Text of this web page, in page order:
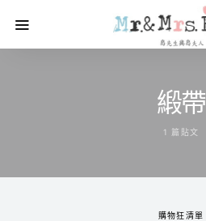
緞帶
1 篇貼文
購物狂清單